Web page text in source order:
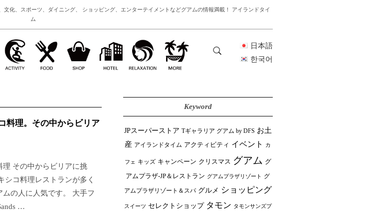
化、スポーツ、ダイニング、 ショッピング、エンターテイメントなどグアムの情報満載！ アイランドタイ
ム
日本語
한국어
料理。その中からビリア
その中からビリアに挑
シコ料理レストランが多く
の人に人気です。 大手フ
…
Keyword
JPスーパーストア Tギャラリア グアム by DFS お土
産 アイランドタイム アクティビティ イベント カ
フェ キッズ キャンペーン クリスマス グアム グ
アムプラザ-JP＆レストラン グアムプラザリゾート グ
アムプラザリゾート＆スパ グルメ ショッピング
スイーツ セレクトショップ タモン タモンサンズプ